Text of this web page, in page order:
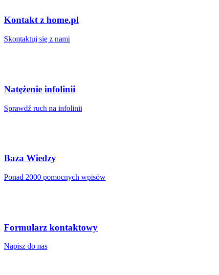
Kontakt z home.pl
Skontaktuj się z nami
Natężenie infolinii
Sprawdź ruch na infolinii
Baza Wiedzy
Ponad 2000 pomocnych wpisów
Formularz kontaktowy
Napisz do nas